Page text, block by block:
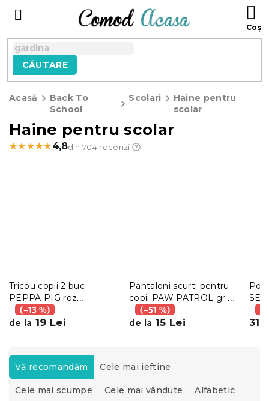
CĂUTARE
Acasă
Back To
School
Scolari
Haine pentru
scolar
Haine pentru scolar
★★★★★
★★★★★ 4,8din 704 recenzii
Tricou copii 2 buc
PEPPA PIG roz
deschis/alb - diferite
marimi
(–13 %)
de la 19 Lei
Pantaloni scurti pentru
copii PAW PATROL gri -
diverse marimi
(–51 %)
de la 15 Lei 31
S
e
l
e
Vă recomandăm Cele mai ieftine
Cele mai scumpe Cele mai vândute Alfabetic